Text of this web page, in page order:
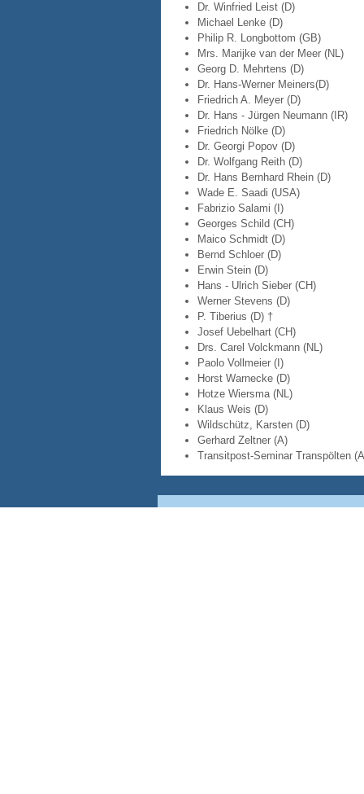
Dr. Winfried Leist (D)
Michael Lenke (D)
Philip R. Longbottom (GB)
Mrs. Marijke van der Meer (NL)
Georg D. Mehrtens (D)
Dr. Hans-Werner Meiners(D)
Friedrich A. Meyer (D)
Dr. Hans - Jürgen Neumann (IR)
Friedrich Nölke (D)
Dr. Georgi Popov (D)
Dr. Wolfgang Reith (D)
Dr. Hans Bernhard Rhein (D)
Wade E. Saadi (USA)
Fabrizio Salami (I)
Georges Schild (CH)
Maico Schmidt (D)
Bernd Schloer (D)
Erwin Stein (D)
Hans - Ulrich Sieber (CH)
Werner Stevens (D)
P. Tiberius (D) †
Josef Uebelhart (CH)
Drs. Carel Volckmann (NL)
Paolo Vollmeier (I)
Horst Warnecke (D)
Hotze Wiersma (NL)
Klaus Weis (D)
Wildschütz, Karsten (D)
Gerhard Zeltner (A)
Transitpost-Seminar Transpölten